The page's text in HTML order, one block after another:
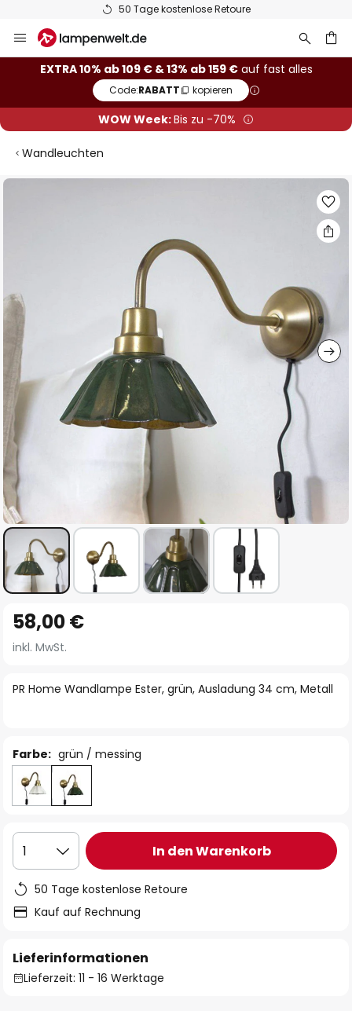
50 Tage kostenlose Retoure
Inhalt
springen
EXTRA 10% ab 109 € & 13% ab 159 €auf fast alles
Code:RABATT kopieren
WOW Week:Bis zu -70%
Wandleuchten
Zum
Anfang
der
springen
PR Home Wandlampe Ester, grün, Ausladung 34 cm, Metall
58,00 €
inkl. MwSt.
Farbe: grün / messing
1 In den Warenkorb
50 Tage kostenlose Retoure
Kauf auf Rechnung
Lieferinformationen
Lieferzeit: 11 - 16 Werktage